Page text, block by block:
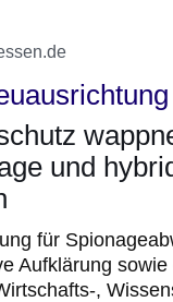
und
für
Aufklärung sowie
,